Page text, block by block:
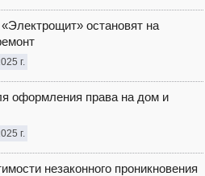
остановят на
г.
оформления права на дом и
г.
незаконного проникновения